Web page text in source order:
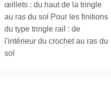
œillets : du haut de la tringle
au ras du sol Pour les finitions
du type tringle rail : de
l'intérieur du crochet au ras du
sol